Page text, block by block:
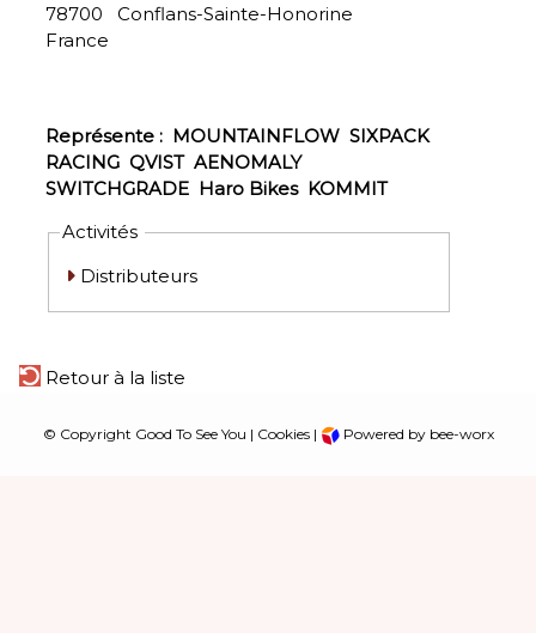
78700
Conflans-Sainte-Honorine
France
Représente : MOUNTAINFLOW SIXPACK
RACING QVIST AENOMALY
SWITCHGRADE Haro Bikes KOMMIT
Activités
Distributeurs
Retour à la liste
© Copyright Good To See You | Cookies| Powered by bee-worx